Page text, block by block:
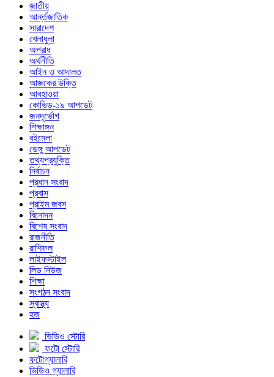
জাতীয়
আর্ন্তজাতিক
সারাদেশ
খেলাধুলা
অপরাধ
অর্থনীতি
আইন ও আদালত
আজকের উক্তি
আবহাওয়া
কোভিড-১৯ আপডেট
জনদূর্ভোগ
শিক্ষাঙ্গন
বইমেলা
ডেঙ্গু আপডেট
তথ্যপ্রযুক্তি
নির্বাচন
প্রধান সংবাদ
প্রবাস
প্রাইম জবস
বিনোদন
বিশেষ সংবাদ
রাজনীতি
রাশিফল
লাইফস্টাইল
লিড নিউজ
শিক্ষা
সংগঠন সংবাদ
স্বাস্থ্য
হজ
ভিডিও স্টোরি
ফটো স্টোরি
ফটোগ্যালারি
ভিডিও গ্যালারি